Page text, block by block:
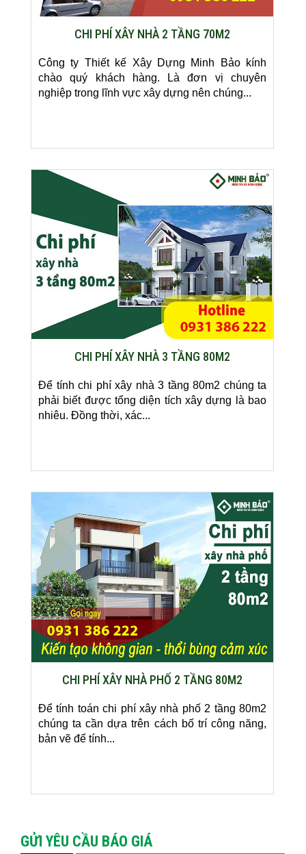
CHI PHÍ XÂY NHÀ 2 TẦNG 70M2
Công ty Thiết kế Xây Dựng Minh Bảo kính
chào quý khách hàng. Là đơn vị chuyên
nghiệp trong lĩnh vực xây dựng nên chúng...
CHI PHÍ XÂY NHÀ 3 TẦNG 80M2
Để tính chi phí xây nhà 3 tầng 80m2 chúng ta
phải biết được tổng diện tích xây dựng là bao
nhiêu. Đồng thời, xác...
CHI PHÍ XÂY NHÀ PHỐ 2 TẦNG 80M2
Để tính toán chi phí xây nhà phố 2 tầng 80m2
chúng ta cần dựa trên cách bố trí công năng,
bản vẽ để tính...
GỬI YÊU CẦU BÁO GIÁ